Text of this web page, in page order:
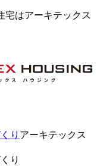
宅はアーキテックス
り アーキテックス
り